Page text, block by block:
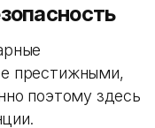
престижными,
поэтому здесь